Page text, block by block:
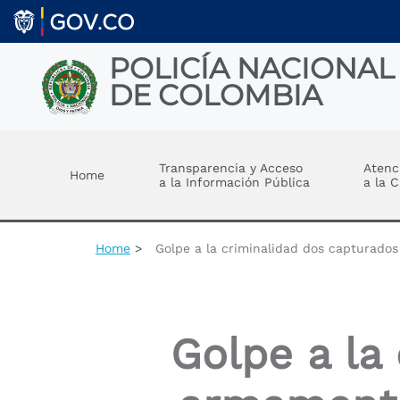
Welcome
All
Accessibility
Skip to main content
POLICÍA NACIONAL
DE COLOMBIA
Home
Transparencia y Acceso
a la Información Pública
a la
Home Golpe a la criminalidad dos
Golpe a